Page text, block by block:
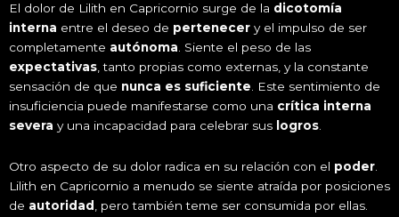
El dolor de Lilith en Capricornio surge de la dicotomía
interna entre el deseo de pertenecer y el impulso de ser
completamente autónoma. Siente el peso de las
expectativas, tanto propias como externas, y la constante
sensación de que nunca es suficiente. Este sentimiento de
insuficiencia puede manifestarse como una crítica interna
severa y una incapacidad para celebrar sus logros.
Otro aspecto de su dolor radica en su relación con el poder.
Lilith en Capricornio a menudo se siente atraída por posiciones
de autoridad , pero también teme ser consumida por ellas.